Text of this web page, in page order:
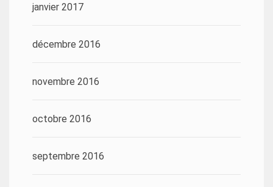
janvier 2017
décembre 2016
novembre 2016
octobre 2016
septembre 2016